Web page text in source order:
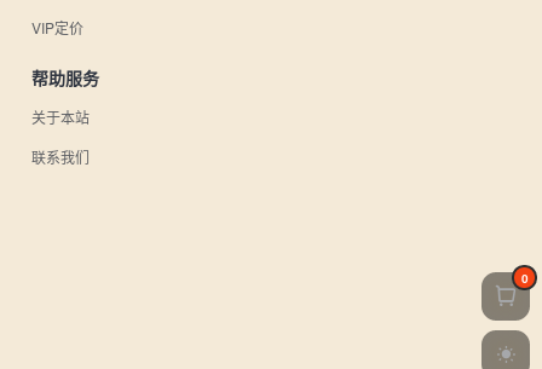
VIP定价
帮助服务
关于本站
联系我们
0